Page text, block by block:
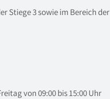
Stiege 3 sowie im Bereich der
von 09:00 bis 15:00 Uhr